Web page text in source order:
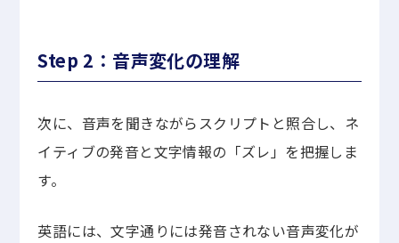
Step 2：音声変化の理解
次に、音声を聞きながらスクリプトと照合し、ネ
イティブの発音と文字情報の「ズレ」を把握しま
す。
英語には、文字通りには発音されない音声変化が